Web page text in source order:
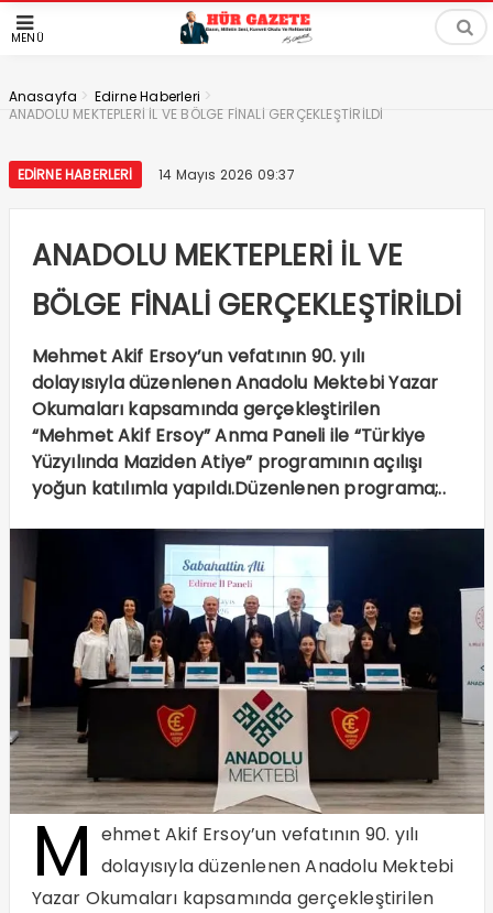
MENÜ
Anasayfa > Edirne Haberleri >
ANADOLU MEKTEPLERİ İL VE BÖLGE FİNALİ GERÇEKLEŞTİRİLDİ
EDIRNE HABERLERI 14 Mayıs 2026 09:37
ANADOLU MEKTEPLERİ İL VE
BÖLGE FİNALİ GERÇEKLEŞTİRİLDİ
Mehmet Akif Ersoy’un vefatının 90. yılı
dolayısıyla düzenlenen Anadolu Mektebi Yazar
Okumaları kapsamında gerçekleştirilen
“Mehmet Akif Ersoy” Anma Paneli ile “Türkiye
Yüzyılında Maziden Atiye” programının açılışı
yoğun katılımla yapıldı.Düzenlenen programa;..
M ehmet Akif Ersoy’un vefatının 90. yılı
dolayısıyla düzenlenen Anadolu Mektebi
Yazar Okumaları kapsamında gerçekleştirilen